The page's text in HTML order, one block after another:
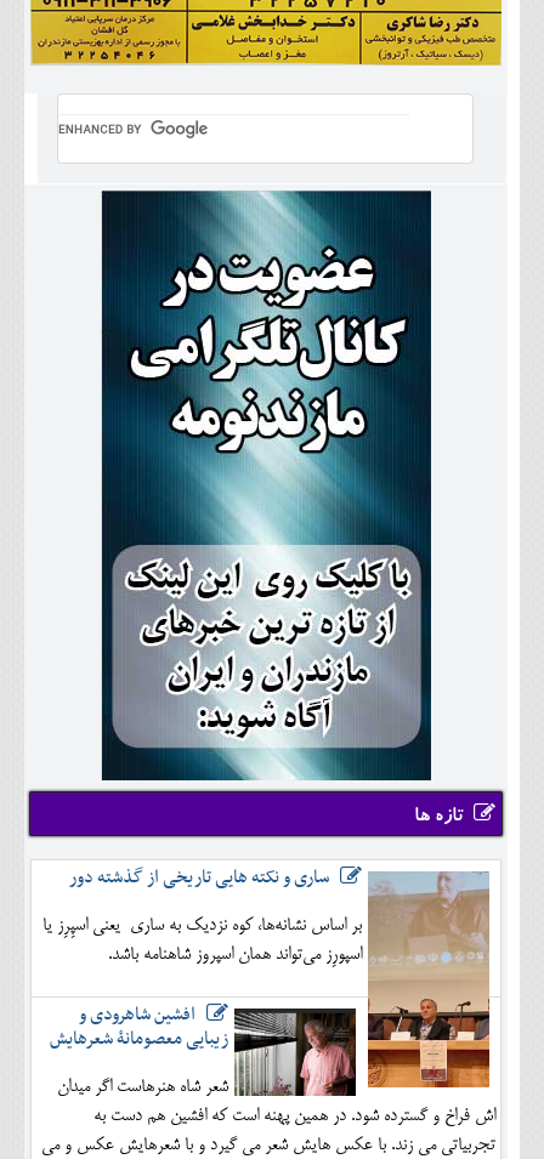
تازه ها
ساری و نکته هایی تاریخی از گذشته دور
بر اساس نشانه‌ها، کوه نزدیک به ساری یعنی اسپِرِز یا
اسپورِز می‌تواند همان اسپروز شاهنامه باشد.
افشین شاهرودی و
زیبایی معصومانۀ شعرهایش
شعر شاه هنرهاست اگر میدان
اش فراخ و گسترده شود. در همین پهنه است که افشین هم دست به
تجربیاتی می زند. با عکس هایش شعر می گیرد و با شعرهایش عکس و می